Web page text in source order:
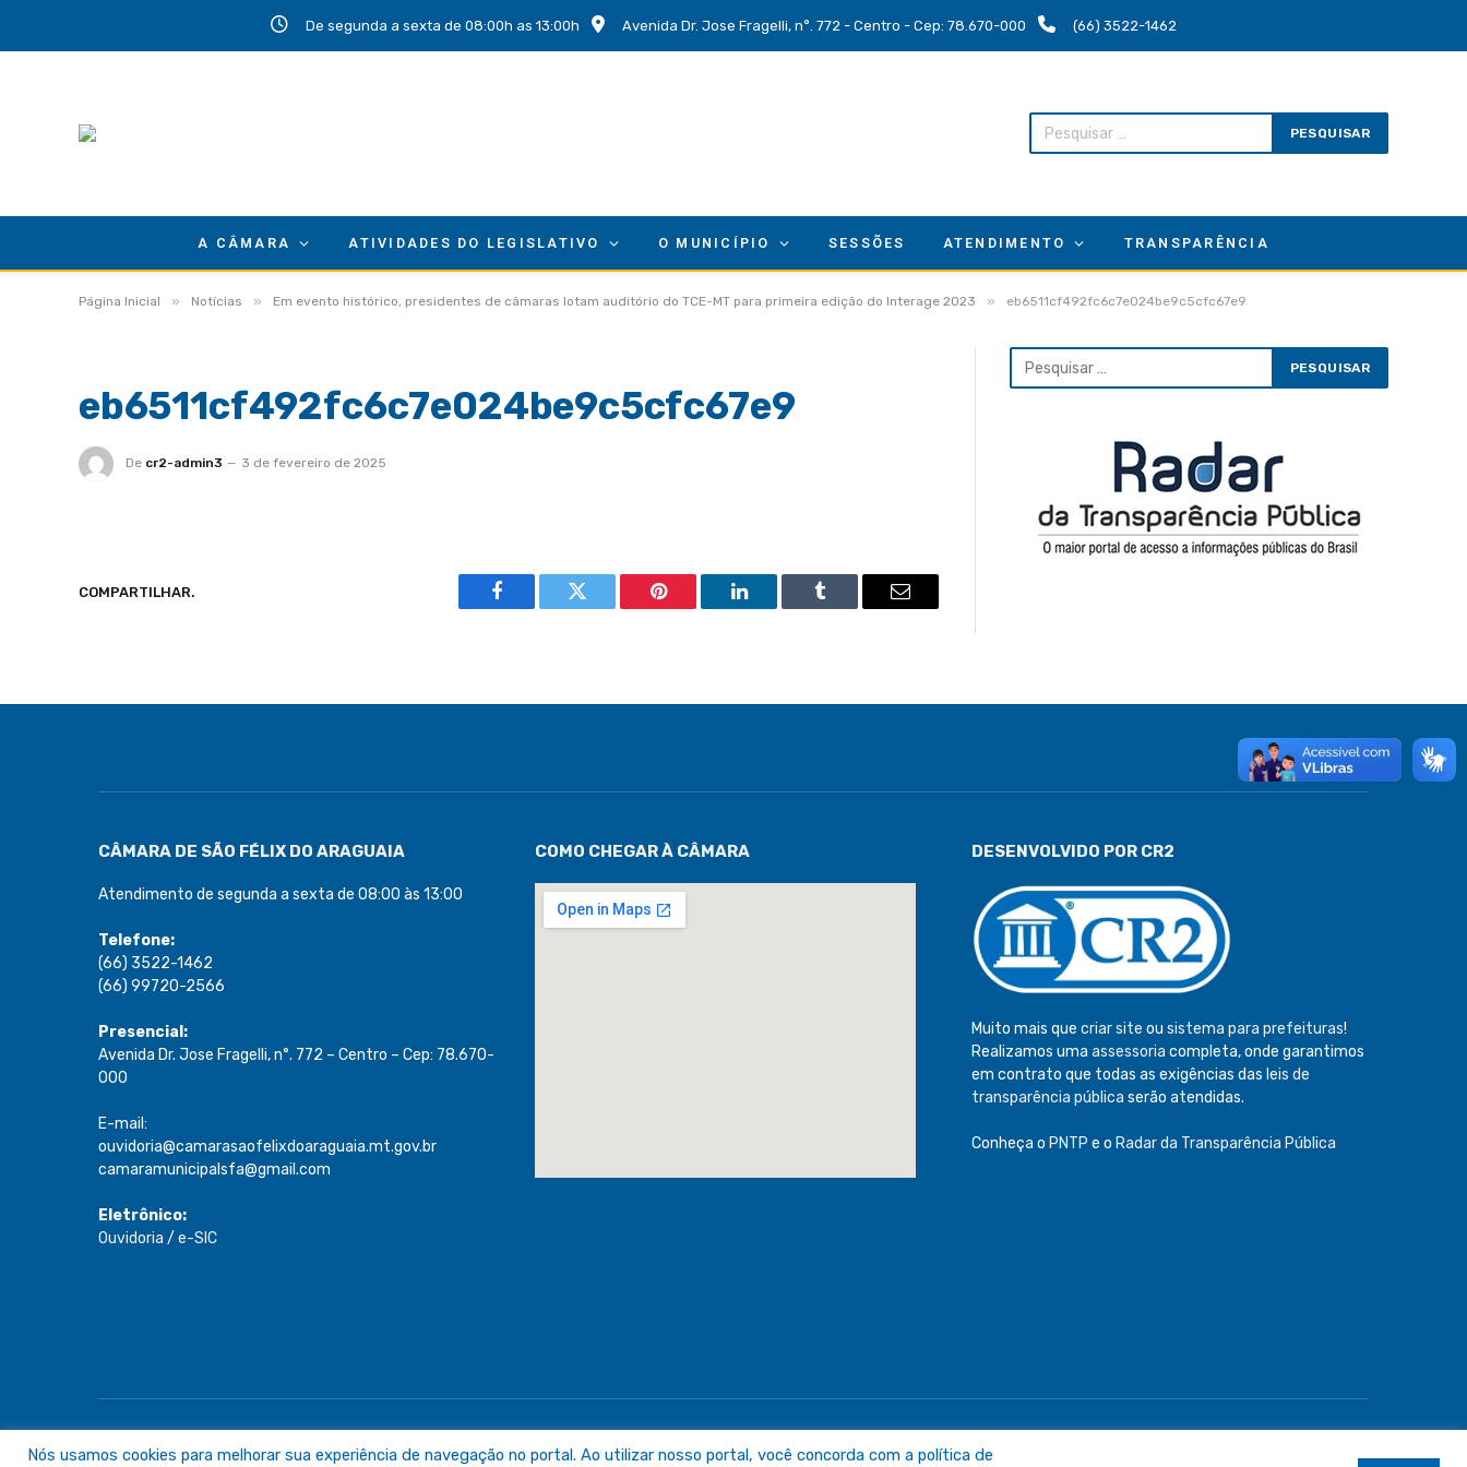
De segunda a sexta de 08:00h as 13:00h Avenida Dr. Jose Fragelli, n°. 772 - Centro - Cep: 78.670-000 (66) 3522-1462
A CÂMARA ATIVIDADES DO LEGISLATIVO O MUNICÍPIO SESSÕES ATENDIMENTO TRANSPARÊNCIA
Página Inicial » Notícias » Em evento histórico, presidentes de câmaras lotam auditório do TCE-MT para primeira edição do Interage 2023 » eb6511cf492fc6c7e024be9c5cfc67e9
eb6511cf492fc6c7e024be9c5cfc67e9
De cr2-admin3 3 de fevereiro de 2025
COMPARTILHAR.
Facebook Twitter Pinterest LinkedIn Tumblr Email
CÂMARA DE SÃO FÉLIX DO ARAGUAIA
Atendimento de segunda a sexta de 08:00 às 13:00
Telefone:
(66) 3522-1462
(66) 99720-2566
Presencial:
Avenida Dr. Jose Fragelli, n°. 772 – Centro – Cep: 78.670-
000
E-mail:
ouvidoria@camarasaofelixdoaraguaia.mt.gov.br
camaramunicipalsfa@gmail.com
Eletrônico:
Ouvidoria / e-SIC
COMO CHEGAR À CÂMARA DESENVOLVIDO POR CR2
Muito mais que criar site ou sistema para prefeituras!
Realizamos uma assessoria completa, onde garantimos
em contrato que todas as exigências das leis de
transparência pública serão atendidas.
Conheça o PNTP e o Radar da Transparência Pública
Nós usamos cookies para melhorar sua experiência de navegação no portal. Ao utilizar nosso portal, você concorda com a política de